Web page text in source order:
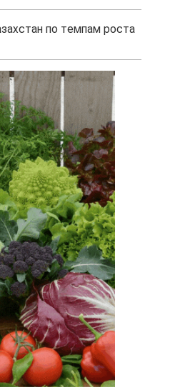
по темпам роста